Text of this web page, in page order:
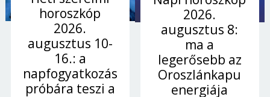
horoszkóp
2026.
augusztus 10-
16.: a
napfogyatkozás
próbára teszi a
2026.
augusztus 8:
ma a
legerősebb az
Oroszlánkapu
energiája